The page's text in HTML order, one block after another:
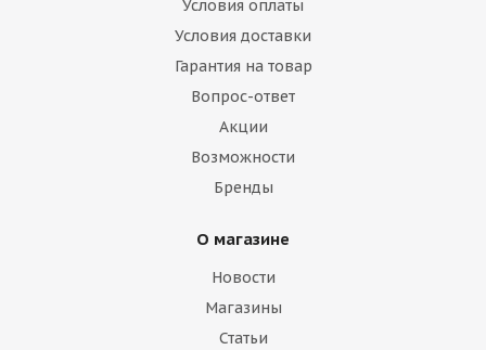
Условия оплаты
Условия доставки
Гарантия на товар
Вопрос-ответ
Акции
Возможности
Бренды
О магазине
Новости
Магазины
Статьи